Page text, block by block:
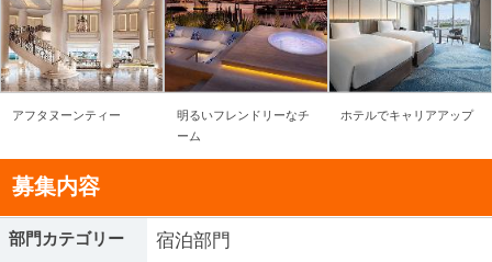
アフタヌーンティー
明るいフレンドリーなチ
ーム
ホテルでキャリアアップ
募集内容
部門カテゴリー 宿泊部門